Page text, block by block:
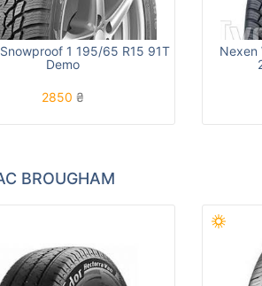
1 195/65 R15 91T
Demo
2850 ₴
Nexen
BROUGHAM